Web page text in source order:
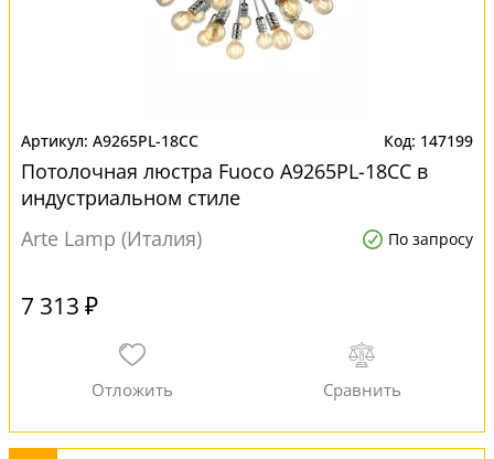
A9265PL-18CC 147199
Потолочная люстра Fuoco A9265PL-18CC в
индустриальном стиле
Arte Lamp (Италия)
По запросу
7 313 ₽